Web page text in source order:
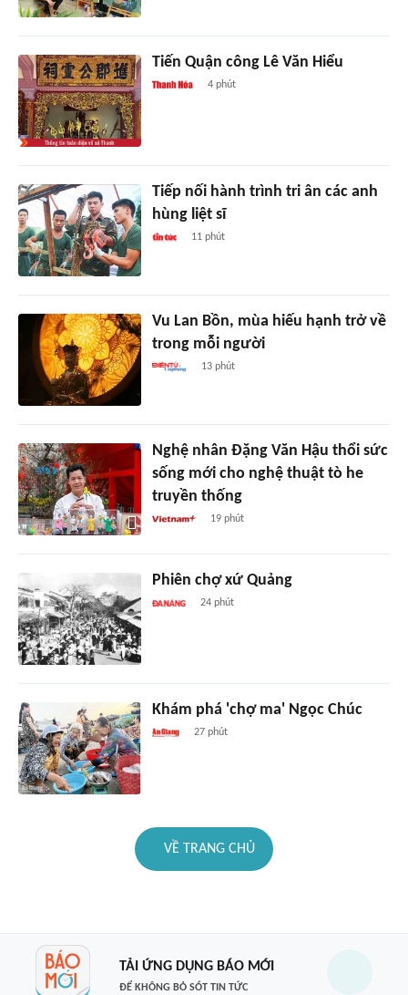
Tiến Quận công Lê Văn Hiểu
4 phút
Tiếp nối hành trình tri ân các anh
hùng liệt sĩ
11 phút
Vu Lan Bồn, mùa hiếu hạnh trở về
trong mỗi người
13 phút
Nghệ nhân Đặng Văn Hậu thổi sức
sống mới cho nghệ thuật tò he
truyền thống
19 phút
Phiên chợ xứ Quảng
24 phút
Khám phá 'chợ ma' Ngọc Chúc
27 phút
VỀ TRANG CHỦ
TẢI ỨNG DỤNG BÁO MỚI
ĐỂ KHÔNG BỎ SÓT TIN TỨC